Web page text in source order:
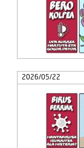
2026/05/22